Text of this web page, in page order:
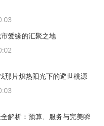
爱缘的汇聚之地
那片炽热阳光下的避世桃源
解析：预算、服务与完美瞬